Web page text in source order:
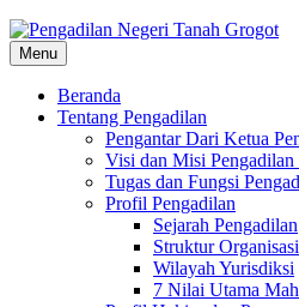
Menu
Beranda
Tentang Pengadilan
Pengantar Dari Ketua
Visi dan Misi
Tugas dan Fungsi
Profil Pengadilan
Sejarah Pengadilan
Struktur Organisasi
Wilayah Yurisdiksi
7 Nilai Utama